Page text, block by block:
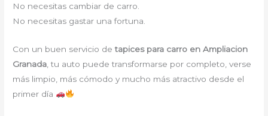
No necesitas cambiar de carro.
No necesitas gastar una fortuna.
Con un buen servicio detapices para carro en Ampliacion
Granada , tu auto puede transformarse por completo, verse
más limpio, más cómodo y mucho más atractivo desde el
primer día